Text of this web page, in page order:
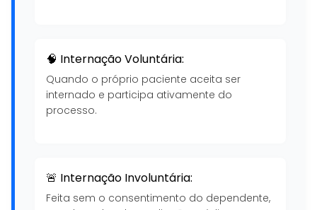
🧠 Internação Voluntária:
Quando o próprio paciente aceita ser
internado e participa ativamente do
processo.
🚨 Internação Involuntária:
Feita sem o consentimento do dependente,